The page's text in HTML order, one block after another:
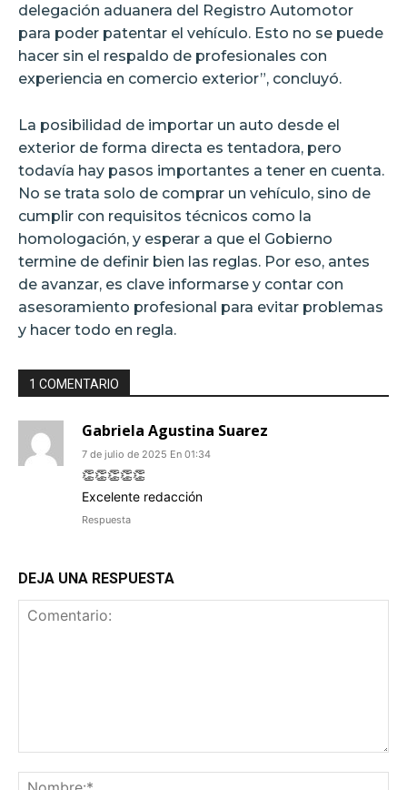
delegación aduanera del Registro Automotor
para poder patentar el vehículo. Esto no se puede
hacer sin el respaldo de profesionales con
experiencia en comercio exterior”, concluyó.
La posibilidad de importar un auto desde el
exterior de forma directa es tentadora, pero
todavía hay pasos importantes a tener en cuenta.
No se trata solo de comprar un vehículo, sino de
cumplir con requisitos técnicos como la
homologación, y esperar a que el Gobierno
termine de definir bien las reglas. Por eso, antes
de avanzar, es clave informarse y contar con
asesoramiento profesional para evitar problemas
y hacer todo en regla.
1 COMENTARIO
Gabriela Agustina Suarez
7 de julio de 2025 En 01:34
👏👏👏👏👏
Excelente redacción
Respuesta
DEJA UNA RESPUESTA